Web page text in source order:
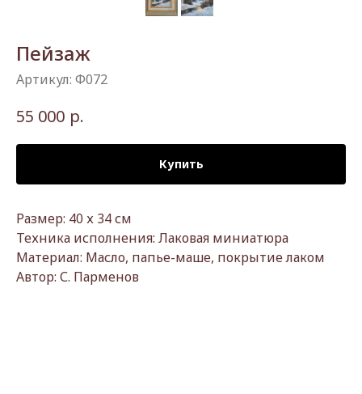
Пейзаж
Артикул: Ф072
55 000 р.
Купить
Размер: 40 х 34 см
Техника исполнения: Лаковая миниатюра
Материал: Масло, папье-маше, покрытие лаком
Автор: С. Парменов